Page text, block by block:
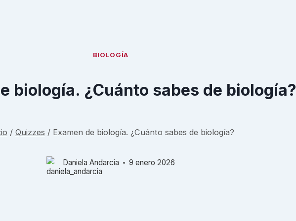
BIOLOGÍA
biología. ¿Cuánto sabes de biología?
/ Quizzes / Examen de biología. ¿Cuánto sabes de biología?
Daniela Andarcia 9 enero 2026